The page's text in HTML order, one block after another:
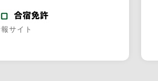
サイト